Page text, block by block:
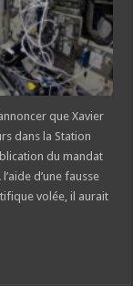
que Xavier
dans la Station
du mandat
d’une fausse
volée, il aurait